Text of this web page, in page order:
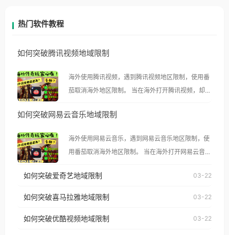
热门软件教程
如何突破腾讯视频地域限制
海外使用腾讯视频，遇到腾讯视频地区限制，使用番
茄取消海外地区限制。 当在海外打开腾讯视频，却突
示语。 海外用户如香港、澳门、台湾、美国、加拿
像其他音乐平台一样，出现地区及版权限制问题，且
仅能在中国大陆地区播放。 遇到这个问题的朋友们，
使用番茄回国加速器，即可解决「海外用户收听腾讯
台湾、美国、加拿大、澳大利亚、欧洲等国家和地区
权限制所困扰。
如何突破网易云音乐地域限制
海外使用网易云音乐，遇到网易云音乐地区限制，使
用番茄取消海外地区限制。 当在海外打开网易云音
播放”的提示语。 海外用户如香港、澳门、台湾、美
国、加拿大、澳大利亚、欧洲等国家和地区时，网易
制问题，且仅能在中国大陆地区播放。 遇到这个问题
如何突破爱奇艺地域限制 03-22
如何突破喜马拉雅地域限制 03-22
如何突破优酷视频地域限制 03-22